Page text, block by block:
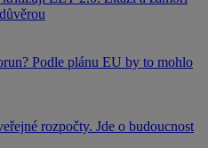
Podle plánu EU by to mohlo
rozpočty. Jde o budoucnost